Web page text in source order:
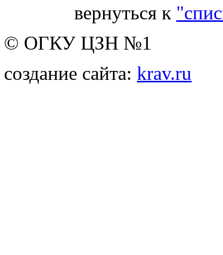
вернуться к
© ОГКУ ЦЗН №1
создание сайта: krav.ru